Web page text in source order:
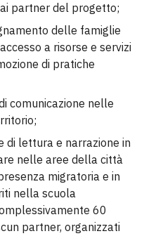
partner del progetto;
delle famiglie
a risorse e servizi
di pratiche
comunicazione nelle
di lettura e narrazione in
nelle aree della città
migratoria e in
nella scuola
60
partner, organizzati